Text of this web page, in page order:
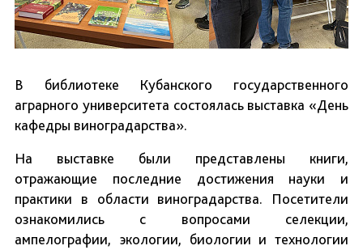
В библиотеке Кубанского государственного
аграрного университета состоялась выставка «День
кафедры виноградарства».
На выставке были представлены книги,
отражающие последние достижения науки и
практики в области виноградарства. Посетители
ознакомились с вопросами селекции,
ампелографии, экологии, биологии и технологии